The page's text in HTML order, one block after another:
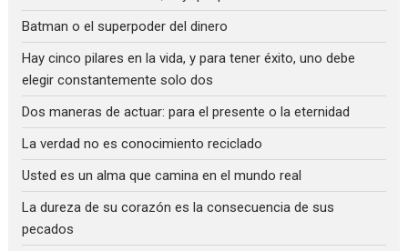
Batman o el superpoder del dinero
Hay cinco pilares en la vida, y para tener éxito, uno debe
elegir constantemente solo dos
Dos maneras de actuar: para el presente o la eternidad
La verdad no es conocimiento reciclado
Usted es un alma que camina en el mundo real
La dureza de su corazón es la consecuencia de sus
pecados